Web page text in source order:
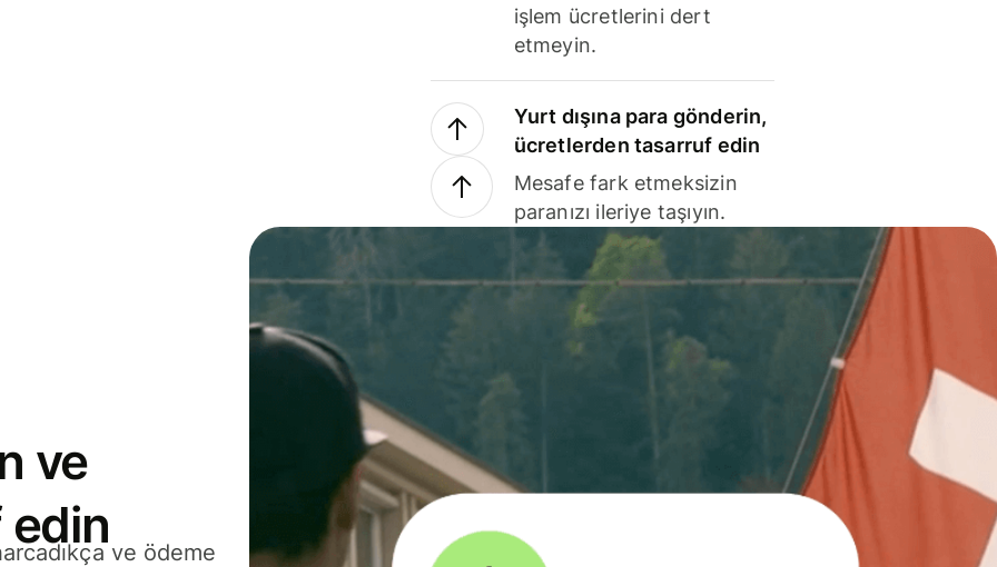
işlem ücretlerini dert
etmeyin.
Yurt dışına para gönderin,
ücretlerden tasarruf edin
Mesafe fark etmeksizin
paranızı ileriye taşıyın.
ve
edinve ödeme